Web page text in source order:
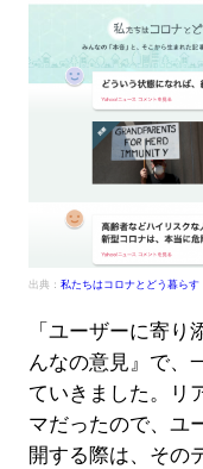
出典： 私たちはコロナとどう暮らす
「ユーザーに寄
んなの意見』で、
ていきました。リ
マだったので、ユ
開する際は、その